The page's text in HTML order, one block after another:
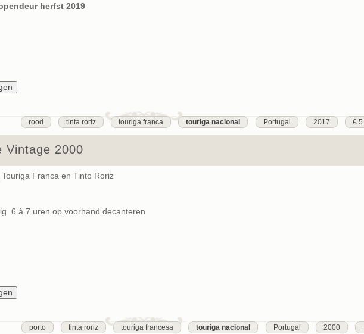
herfst 2019
rood tinta roriz touriga franca touriga nacional Portugal 2017 €
Vintage 2000
Franca en Tinto Roriz
6 à 7 uren op voorhand decanteren
porto tinta roriz touriga francesa touriga nacional Portugal 2000